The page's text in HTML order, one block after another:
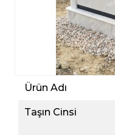
Ürün Adı
Taşın Cinsi